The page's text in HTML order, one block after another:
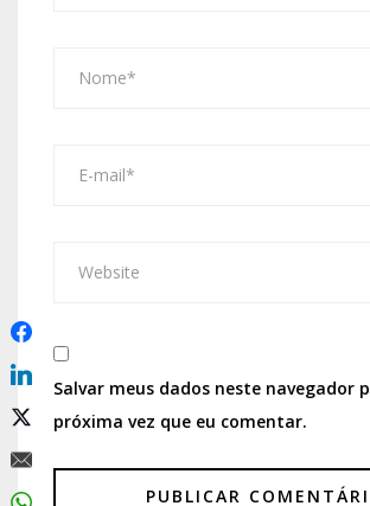
Salvar meus dados neste navegador
próxima vez que eu comentar.